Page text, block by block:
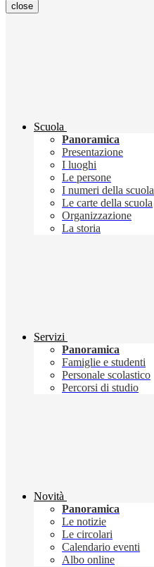
close
Scuola
Panoramica
Presentazione
I luoghi
Le persone
I numeri della scuola
Le carte della scuola
Organizzazione
La storia
Servizi
Panoramica
Famiglie e studenti
Personale scolastico
Percorsi di studio
Novità
Panoramica
Le notizie
Le circolari
Calendario eventi
Albo online